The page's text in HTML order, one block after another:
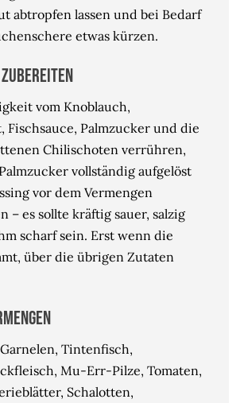
abtropfen lassen und bei Bedarf
etwas kürzen.
vom Knoblauch,
Fischsauce, Palmzucker und die
Chilischoten verrühren,
vollständig aufgelöst
vor dem Vermengen
– es sollte kräftig sauer, salzig
scharf sein. Erst wenn die
über die übrigen Zutaten
Tintenfisch,
Mu-Err-Pilze, Tomaten,
Schalotten,